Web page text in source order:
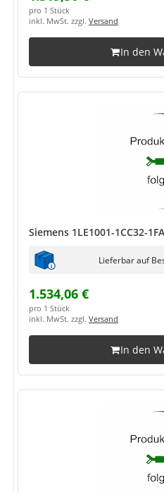
pro 1 Stück
inkl. MwSt. zzgl. Versand
In den
Siemens 1LE1001-1CC32-
Lieferbar auf
1.534,06 €
pro 1 Stück
inkl. MwSt. zzgl. Versand
In den